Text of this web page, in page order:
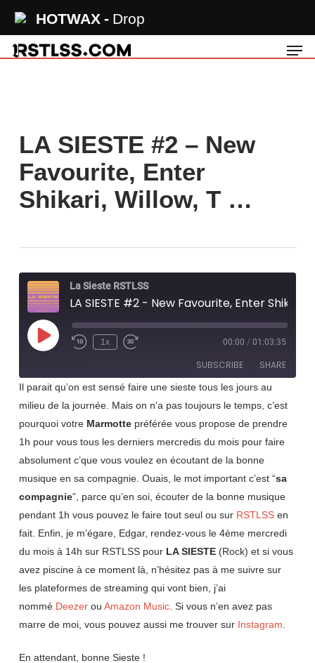
HOTWAX Drop
main
LA SIESTE #2 – New
Favourite, Enter
Shikari, Willow, T …
La Sieste RSTLSS
Play
Episode Rewind
1x
Fast
seconds
00:00 / 01:03:35
SUBSCRIBE SHARE
RSS FEED
SHARE
EMBED
Il parait qu’on est sensé faire une sieste tous les jours au
milieu de la journée. Mais on n’a pas toujours le temps, c’est
pourquoi votre Marmottepréférée vous propose de prendre
1h pour vous tous les derniers mercredis du mois pour faire
absolument c’que vous voulez en écoutant de la bonne
musique en sa compagnie. Ouais, le mot important c’est “sa
compagnie”, parce qu’en soi, écouter de la bonne musique
pendant 1h vous pouvez le faire tout seul ou sur RSTLSSen
fait. Enfin, je m’égare, Edgar, rendez-vous le 4ème mercredi
du mois à 14h sur RSTLSS pour LA SIESTE(Rock) et si vous
avez piscine à ce moment là, n’hésitez pas à me suivre sur
les plateformes de streaming qui vont bien, j’ai
nommé Deezerou Amazon Music. Si vous n’en avez pas
marre de moi, vous pouvez aussi me trouver sur Instagram
En attendant, bonne Sieste !